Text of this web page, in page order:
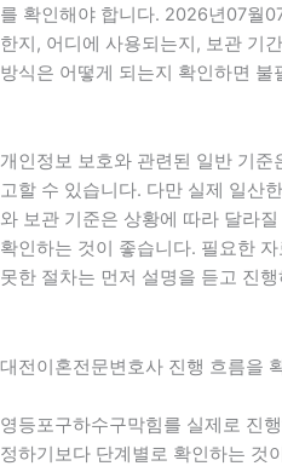
를 확인해야 합니다. 2026년07월
한지, 어디에 사용되는지, 보관 기
방식은 어떻게 되는지 확인하면
개인정보 보호와 관련된 일반 기준
고할 수 있습니다. 다만 실제 일산
와 보관 기준은 상황에 따라 달라
확인하는 것이 좋습니다. 필요한
못한 절차는 먼저 설명을 듣고 진
대전이혼전문변호사 진행 흐름을
영등포구하수구막힘를 실제로 진
정하기보다 단계별로 확인하는 것